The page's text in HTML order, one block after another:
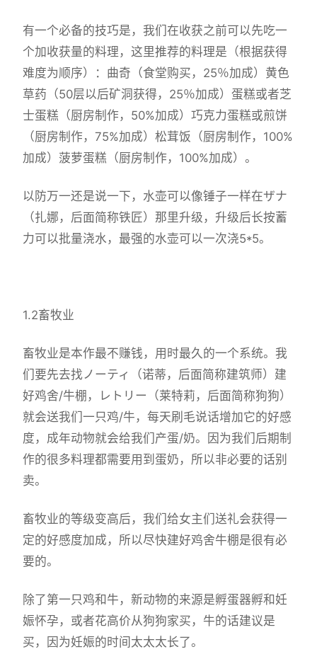
有一个必备的技巧是，我们在收获之前可以先吃一
个加收获量的料理，这里推荐的料理是（根据获得
难度为顺序）：曲奇（食堂购买，25％加成）黄色
草药（50层以后矿洞获得，25％加成）蛋糕或者芝
士蛋糕（厨房制作，50%加成）巧克力蛋糕或煎饼
（厨房制作，75%加成）松茸饭（厨房制作，100%
加成）菠萝蛋糕（厨房制作，100%加成）。
以防万一还是说一下，水壶可以像锤子一样在ザナ
（扎娜，后面简称铁匠）那里升级，升级后长按蓄
力可以批量浇水，最强的水壶可以一次浇5*5。
1.2畜牧业
畜牧业是本作最不赚钱，用时最久的一个系统。我
们要先去找ノーティ（诺蒂，后面简称建筑师）建
好鸡舍/牛棚，レトリー（莱特莉，后面简称狗狗）
就会送我们一只鸡/牛，每天刷毛说话增加它的好感
度，成年动物就会给我们产蛋/奶。因为我们后期制
作的很多料理都需要用到蛋奶，所以非必要的话别
卖。
畜牧业的等级变高后，我们给女主们送礼会获得一
定的好感度加成，所以尽快建好鸡舍牛棚是很有必
要的。
除了第一只鸡和牛，新动物的来源是孵蛋器孵和妊
娠怀孕，或者花高价从狗狗家买，牛的话建议是
买，因为妊娠的时间太太太长了。